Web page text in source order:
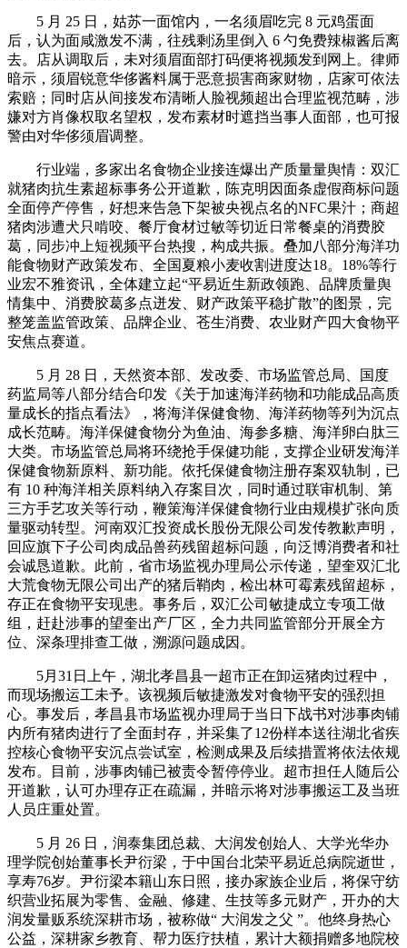
5 月 25 日，姑苏一面馆内，一名须眉吃完 8 元鸡蛋面
后，认为面咸激发不满，往残剩汤里倒入 6 勺免费辣椒酱后离
去。店从调取后，未对须眉面部打码便将视频发到网上。律师
暗示，须眉锐意华侈酱料属于恶意损害商家财物，店家可依法
索赔；同时店从间接发布清晰人脸视频超出合理监视范畴，涉
嫌对方肖像权取名望权，发布素材时遮挡当事人面部，也可报
警由对华侈须眉调整。
行业端，多家出名食物企业接连爆出产质量量舆情：双汇
就猪肉抗生素超标事务公开道歉，陈克明因面条虚假商标问题
全面停产停售，好想来告急下架被央视点名的NFC果汁；商超
猪肉涉遭犬只啃咬、餐厅食材过敏等切近日常餐桌的消费胶
葛，同步冲上短视频平台热搜，构成共振。叠加八部分海洋功
能食物财产政策发布、全国夏粮小麦收割进度达18。18%等行
业宏不雅资讯，全体建立起“平易近生新政领跑、品牌质量舆
情集中、消费胶葛多点迸发、财产政策平稳扩散”的图景，完
整笼盖监管政策、品牌企业、苍生消费、农业财产四大食物平
安焦点赛道。
5 月 28 日，天然资本部、发改委、市场监管总局、国度
药监局等八部分结合印发《关于加速海洋药物和功能成品高质
量成长的指点看法》，将海洋保健食物、海洋药物等列为沉点
成长范畴。海洋保健食物分为鱼油、海参多糖、海洋卵白肽三
大类。市场监管总局将环绕抢手保健功能，支撑企业研发海洋
保健食物新原料、新功能。依托保健食物注册存案双轨制，已
有 10 种海洋相关原料纳入存案目次，同时通过联审机制、第
三方手艺攻关等行动，鞭策海洋保健食物行业由规模扩张向质
量驱动转型。河南双汇投资成长股份无限公司发传教歉声明，
回应旗下子公司肉成品兽药残留超标问题，向泛博消费者和社
会诚恳道歉。此前，省市场监视办理局公示传递，望奎双汇北
大荒食物无限公司出产的猪后鞘肉，检出林可霉素残留超标，
存正在食物平安现患。事务后，双汇公司敏捷成立专项工做
组，赶赴涉事的望奎出产厂区，全力共同监管部分开展全方
位、深条理排查工做，溯源问题成因。
5月31日上午，湖北孝昌县一超市正在卸运猪肉过程中，
而现场搬运工未予。该视频后敏捷激发对食物平安的强烈担
心。事发后，孝昌县市场监视办理局于当日下战书对涉事肉铺
内所有猪肉进行了全面封存，并采集了12份样本送往湖北省疾
控核心食物平安沉点尝试室，检测成果及后续措置将依法依规
发布。目前，涉事肉铺已被责令暂停停业。超市担任人随后公
开道歉，认可办理存正在疏漏，并暗示将对涉事搬运工及当班
人员庄重处置。
5 月 26 日，润泰集团总裁、大润发创始人、大学光华办
理学院创始董事长尹衍梁，于中国台北荣平易近总病院逝世，
享寿76岁。尹衍梁本籍山东日照，接办家族企业后，将保守纺
织营业拓展为零售、金融、修建、生技等多元财产，开办的大
润发量贩系统深耕市场，被称做“ 大润发之父 ”。他终身热心
公益，深耕家乡教育、帮力医疗扶植，累计大额捐赠多地院校